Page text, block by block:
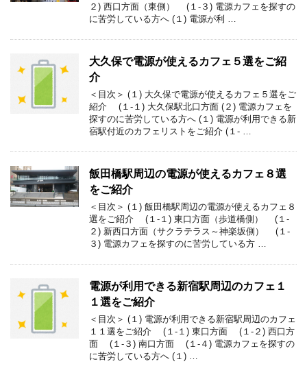
２) 西口方面（東側） (１-３) 電源カフェを探すの
に苦労している方へ (１) 電源が利 …
大久保で電源が使えるカフェ５選をご紹
介
＜目次＞ (１) 大久保で電源が使えるカフェ５選をご
紹介 (１-１) 大久保駅北口方面 (２) 電源カフェを
探すのに苦労している方へ (１) 電源が利用できる新
宿駅付近のカフェリストをご紹介 (１- …
飯田橋駅周辺の電源が使えるカフェ８選
をご紹介
＜目次＞ (１) 飯田橋駅周辺の電源が使えるカフェ８
選をご紹介 (１-１) 東口方面（歩道橋側） (１-
２) 新西口方面（サクラテラス～神楽坂側） (１-
３) 電源カフェを探すのに苦労している方 …
電源が利用できる新宿駅周辺のカフェ１
１選をご紹介
＜目次＞ (１) 電源が利用できる新宿駅周辺のカフェ
１１選をご紹介 (１-１) 東口方面 (１-２) 西口方
面 (１-３) 南口方面 (１-４) 電源カフェを探すの
に苦労している方へ (１) …